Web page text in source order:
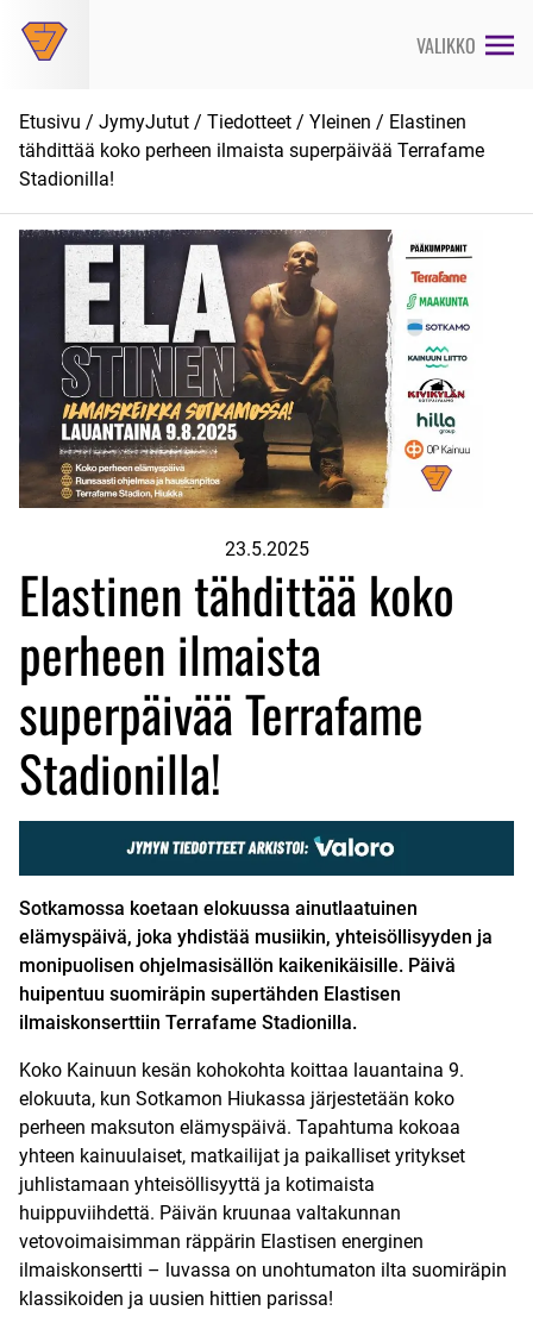
suoraan
VALIKKO
Etusivu / JymyJutut / Tiedotteet / Yleinen / Elastinen
tähdittää koko perheen ilmaista superpäivää Terrafame
Stadionilla!
23.5.2025
Elastinen tähdittää koko
perheen ilmaista
superpäivää Terrafame
Stadionilla!
Sotkamossa koetaan elokuussa ainutlaatuinen
elämyspäivä, joka yhdistää musiikin, yhteisöllisyyden ja
monipuolisen ohjelmasisällön kaikenikäisille. Päivä
huipentuu suomiräpin supertähden Elastisen
ilmaiskonserttiin Terrafame Stadionilla.
Koko Kainuun kesän kohokohta koittaa lauantaina 9.
elokuuta, kun Sotkamon Hiukassa järjestetään koko
perheen maksuton elämyspäivä. Tapahtuma kokoaa
yhteen kainuulaiset, matkailijat ja paikalliset yritykset
juhlistamaan yhteisöllisyyttä ja kotimaista
huippuviihdettä. Päivän kruunaa valtakunnan
vetovoimaisimman räppärin Elastisen energinen
ilmaiskonsertti – luvassa on unohtumaton ilta suomiräpin
klassikoiden ja uusien hittien parissa!